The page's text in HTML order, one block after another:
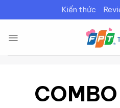
nội
Kiến thức